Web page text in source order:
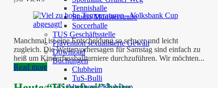
Tennishalle
Studio Münsterstraße
Soccerhalle
TUS Geschäftsstelle
Prävention sexualisierte Gewalt
Download
Buchungen
Clubheim
TuS-Bulli
Manchmal ist eine Entscheidung so schwer und leicht
zugleich. Die Wettervorhersagen für Samstag sind einfach zu
heiß um Kinderfussballturniere durchzuführen. Wir möchten...
Read more